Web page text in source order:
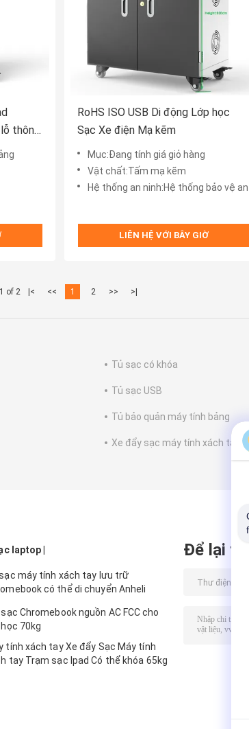
thông
RoHS ISO USB Di động Lớp học
Sạc Xe điện Mạ kẽm
Mục:Đang tính giá giỏ hàng
Vật chất:Tấm mạ kẽm
Hệ thống an ninh:Hệ thống bảo vệ an ninh 8S
LIÊN HỆ VỚI BÂY GIỜ
of 2 |< << 1 2 >> >|
Tủ sạc có khóa
Tủ sạc USB
Tủ bảo quản máy tính bảng
Xe đẩy sạc máy tính xách tay
laptop |
máy tính xách tay lưu trữ
có thể di chuyển Anheli
sạc Chromebook nguồn AC FCC cho
học 70kg
tính xách tay Xe đẩy Sạc Máy tính
tay Trạm sạc Ipad Có thể khóa 65kg
Để lại tin